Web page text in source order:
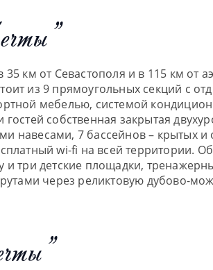
км от Севастополя и в 115 км
из 9 прямоугольных секций
мебелью, системой
собственная закрытая
навесами, 7 бассейнов – крытых
wi-fi на всей территории.
три детские площадки,
через реликтовую дубово-